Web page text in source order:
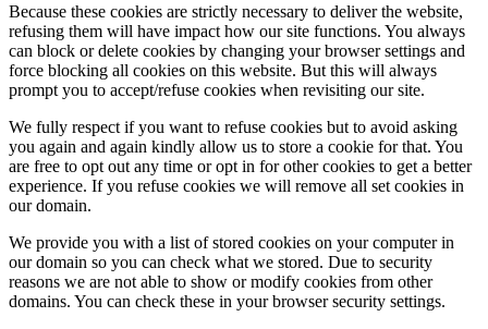
Because these cookies are strictly necessary to deliver the website,
refusing them will have impact how our site functions. You always
can block or delete cookies by changing your browser settings and
force blocking all cookies on this website. But this will always
prompt you to accept/refuse cookies when revisiting our site.
We fully respect if you want to refuse cookies but to avoid asking
you again and again kindly allow us to store a cookie for that. You
are free to opt out any time or opt in for other cookies to get a better
experience. If you refuse cookies we will remove all set cookies in
our domain.
We provide you with a list of stored cookies on your computer in
our domain so you can check what we stored. Due to security
reasons we are not able to show or modify cookies from other
domains. You can check these in your browser security settings.